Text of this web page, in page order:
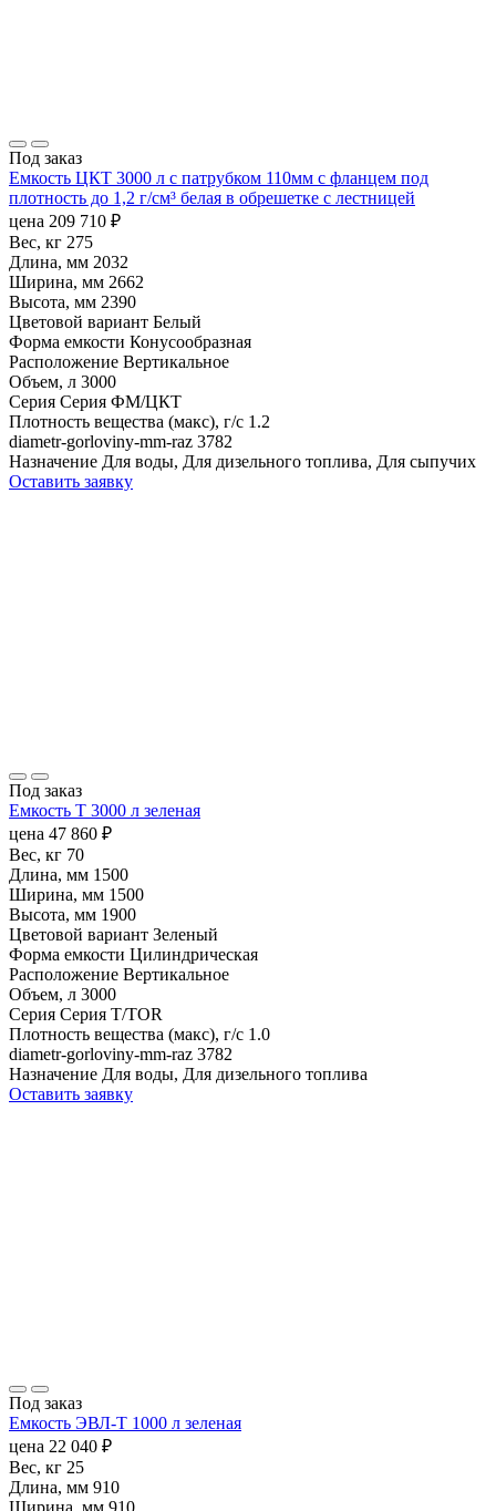
Под заказ
Емкость ЦКТ 3000 л с патрубком 110мм с фланцем под
плотность до 1,2 г/см³ белая в обрешетке с лестницей
цена 209 710 ₽
Вес, кг 275
Длина, мм 2032
Ширина, мм 2662
Высота, мм 2390
Цветовой вариант Белый
Форма емкости Конусообразная
Расположение Вертикальное
Объем, л 3000
Серия Серия ФМ/ЦКТ
Плотность вещества (макс), г/с 1.2
diametr-gorloviny-mm-raz 3782
Назначение Для воды, Для дизельного топлива, Для сыпучих
Оставить заявку
Под заказ
Емкость T 3000 л зеленая
цена 47 860 ₽
Вес, кг 70
Длина, мм 1500
Ширина, мм 1500
Высота, мм 1900
Цветовой вариант Зеленый
Форма емкости Цилиндрическая
Расположение Вертикальное
Объем, л 3000
Серия Серия T/TOR
Плотность вещества (макс), г/с 1.0
diametr-gorloviny-mm-raz 3782
Назначение Для воды, Для дизельного топлива
Оставить заявку
Под заказ
Емкость ЭВЛ-Т 1000 л зеленая
цена 22 040 ₽
Вес, кг 25
Длина, мм 910
Ширина, мм 910